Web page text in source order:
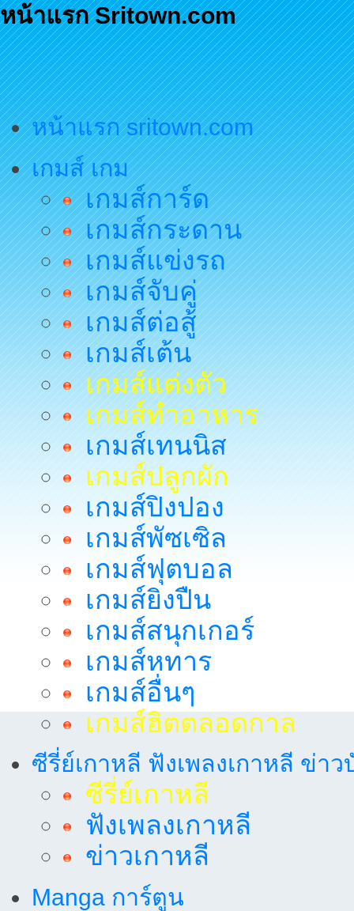
หน้าแรก Sritown.com
หน้าแรก sritown.com
เกมส์ เกม
เกมส์การ์ด
เกมส์กระดาน
เกมส์แข่งรถ
เกมส์จับคู่
เกมส์ต่อสู้
เกมส์เต้น
เกมส์แต่งตัว
เกมส์ทำอาหาร
เกมส์เทนนิส
เกมส์ปลูกผัก
เกมส์ปิงปอง
เกมส์พัซเซิล
เกมส์ฟุตบอล
เกมส์ยิงปืน
เกมส์สนุกเกอร์
เกมส์หทาร
เกมส์อื่นๆ
เกมส์ฮิตตลอดกาล
ซีรี่ย์เกาหลี ฟังเพลงเกาหลี ข่าว
ซีรี่ย์เกาหลี
ฟังเพลงเกาหลี
ข่าวเกาหลี
Manga การ์ตูน